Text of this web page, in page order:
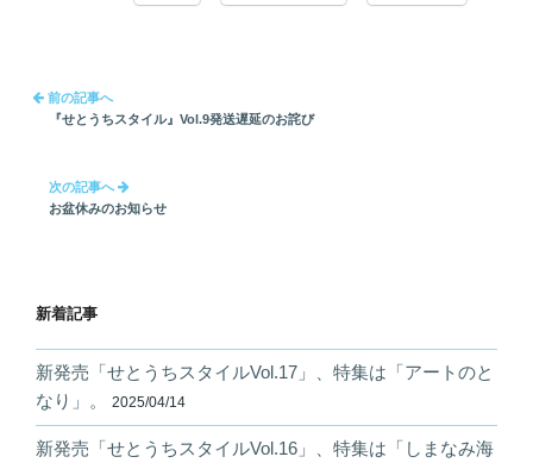
稿
ビ
ゲ
ョ
ン
前の記事へ
『せとうちスタイル』Vol.9発送遅延のお詫び
次の記事へ
お盆休みのお知らせ
新着記事
新発売「せとうちスタイルVol.17」、特集は「アートのと
なり」。
2025/04/14
新発売「せとうちスタイルVol.16」、特集は「しまなみ海